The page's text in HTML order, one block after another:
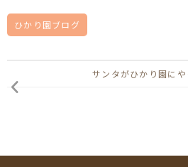
ひかり園ブログ
サンタがひかり園にや